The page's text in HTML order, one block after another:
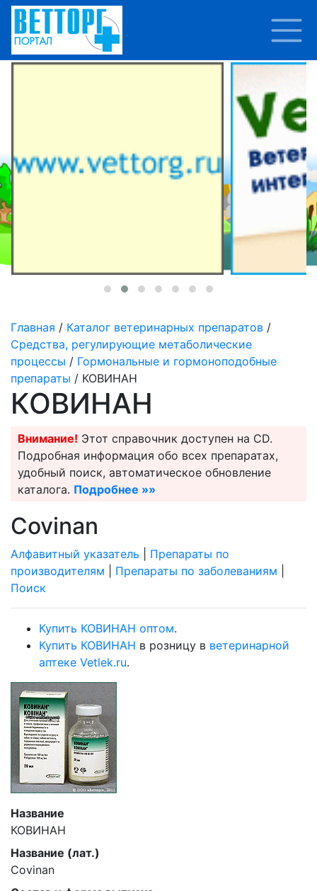
Главная / Каталог ветеринарных препаратов /
Средства, регулирующие метаболические
процессы / Гормональные и гормоноподобные
препараты / КОВИНАН
КОВИНАН
Внимание! Этот справочник доступен на CD.
Подробная информация обо всех препаратах,
удобный поиск, автоматическое обновление
каталога. Подробнее »»
Covinan
Алфавитный указатель
Препараты по
производителям
Препараты по заболеваниям
Поиск
Купить КОВИНАН оптом.
Купить КОВИНАН в розницу в ветеринарной
аптеке Vetlek.ru.
Название
КОВИНАН
Название (лат.)
Covinan